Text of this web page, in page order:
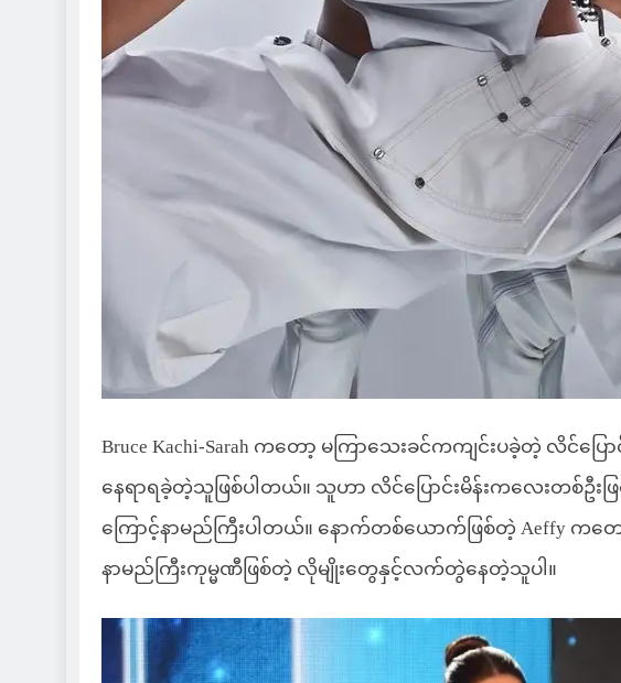
Bruce Kachi-Sarah ကတော့ မကြာသေးခင်ကကျင်းပခဲ့တဲ့ လိင်ပ
နေရာရခဲ့တဲ့သူဖြစ်ပါတယ်။ သူဟာ လိင်ပြောင်းမိန်းကလေးတစ်ဦး
ကြောင့်နာမည်ကြီးပါတယ်။ နောက်တစ်ယောက်ဖြစ်တဲ့ Aeffy ကတေ
နာမည်ကြီးကုမ္မဏီဖြစ်တဲ့ လိုမျိုးတွေနှင့်လက်တွဲနေတဲ့သူပါ။